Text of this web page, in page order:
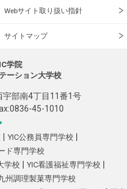
Webサイト取り扱い指針
サイトマップ
学院
ーション大学校
宇部南4丁目11番1号
45-1010
YIC公務員専門学校
ド専門学校
学校
YIC看護福祉専門学校
州調理製菓専門学校